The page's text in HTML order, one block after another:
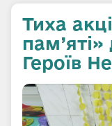
Тиха
Героїв